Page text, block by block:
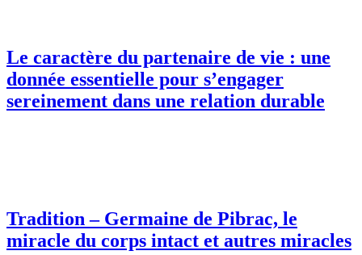
Le caractère du partenaire de vie : une
donnée essentielle pour s’engager
sereinement dans une relation durable
Tradition – Germaine de Pibrac, le
miracle du corps intact et autres miracles